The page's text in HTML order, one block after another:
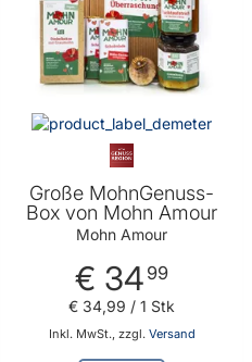
Große MohnGenuss-
Box von Mohn Amour
Mohn Amour
€ 34 99
Inkl. MwSt., zzgl. Versand
€ 34,99 / 1 Stk